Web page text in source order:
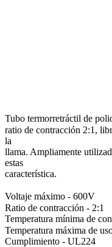
Tubo termorretráctil de
ratio de contracción 2:1,
la
llama. Ampliamente
estas
característica.
Voltaje máximo - 600V
Ratio de contracción - 2:1
Temperatura mínima de
Temperatura máxima de
Cumplimiento - UL224